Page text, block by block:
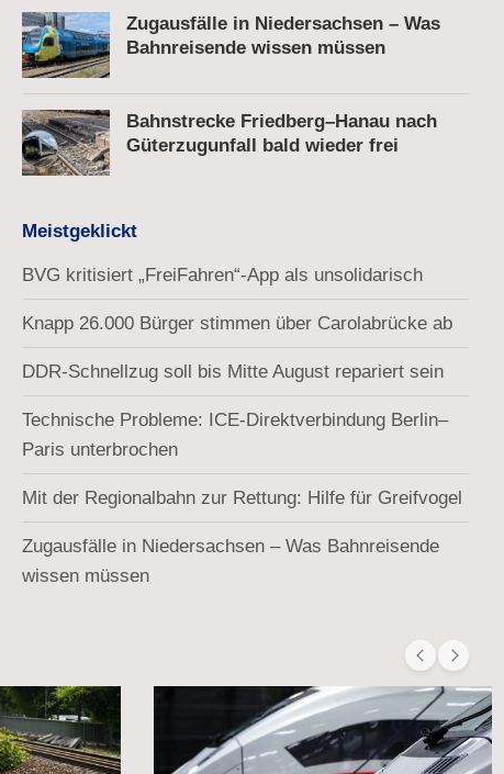
Zugausfälle in Niedersachsen – Was
Bahnreisende wissen müssen
Bahnstrecke Friedberg–Hanau nach
Güterzugunfall bald wieder frei
Meistgeklickt
BVG kritisiert „FreiFahren“-App als unsolidarisch
Knapp 26.000 Bürger stimmen über Carolabrücke ab
DDR-Schnellzug soll bis Mitte August repariert sein
Technische Probleme: ICE-Direktverbindung Berlin–
Paris unterbrochen
Mit der Regionalbahn zur Rettung: Hilfe für Greifvogel
Zugausfälle in Niedersachsen – Was Bahnreisende
wissen müssen